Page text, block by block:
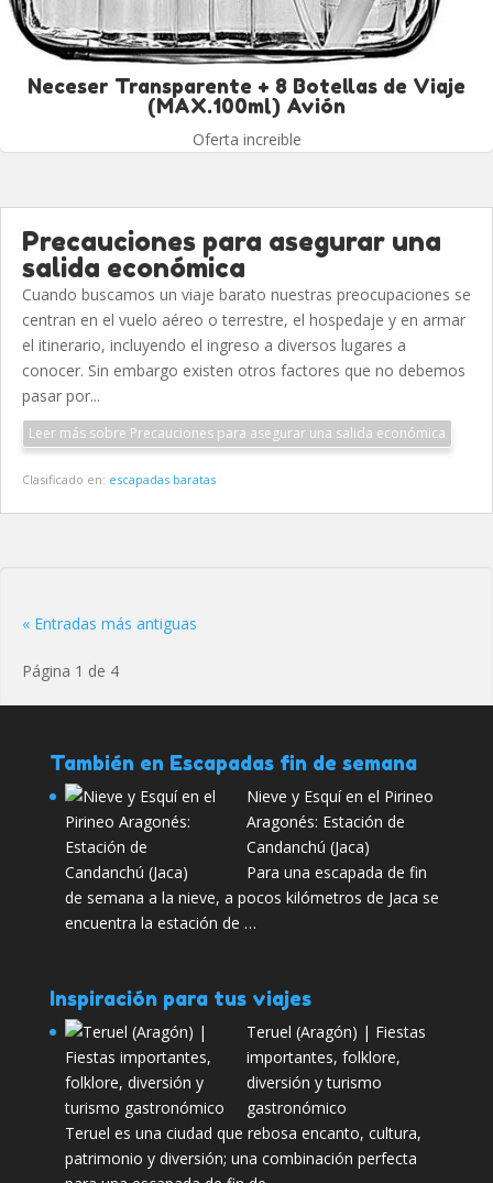
Neceser Transparente + 8 Botellas de Viaje
(MAX.100ml) Avión
Oferta increible
Precauciones para asegurar una
salida económica
Cuando buscamos un viaje barato nuestras preocupaciones se
centran en el vuelo aéreo o terrestre, el hospedaje y en armar
el itinerario, incluyendo el ingreso a diversos lugares a
conocer. Sin embargo existen otros factores que no debemos
pasar por...
Leer más sobre Precauciones para asegurar una salida económica
Clasificado en: escapadas baratas
« Entradas más antiguas
Página 1 de 4
También en Escapadas fin de semana
Nieve y Esquí en el Pirineo
Aragonés: Estación de
Candanchú (Jaca)
Para una escapada de fin
de semana a la nieve, a pocos kilómetros de Jaca se
encuentra la estación de …
Inspiración para tus viajes
Teruel (Aragón) | Fiestas
importantes, folklore,
diversión y turismo
gastronómico
Teruel es una ciudad que rebosa encanto, cultura,
patrimonio y diversión; una combinación perfecta